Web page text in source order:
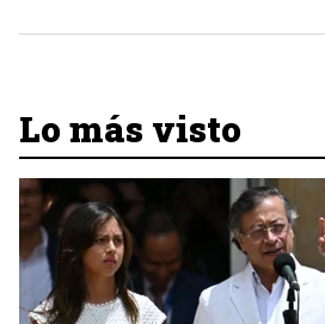
Lo más visto